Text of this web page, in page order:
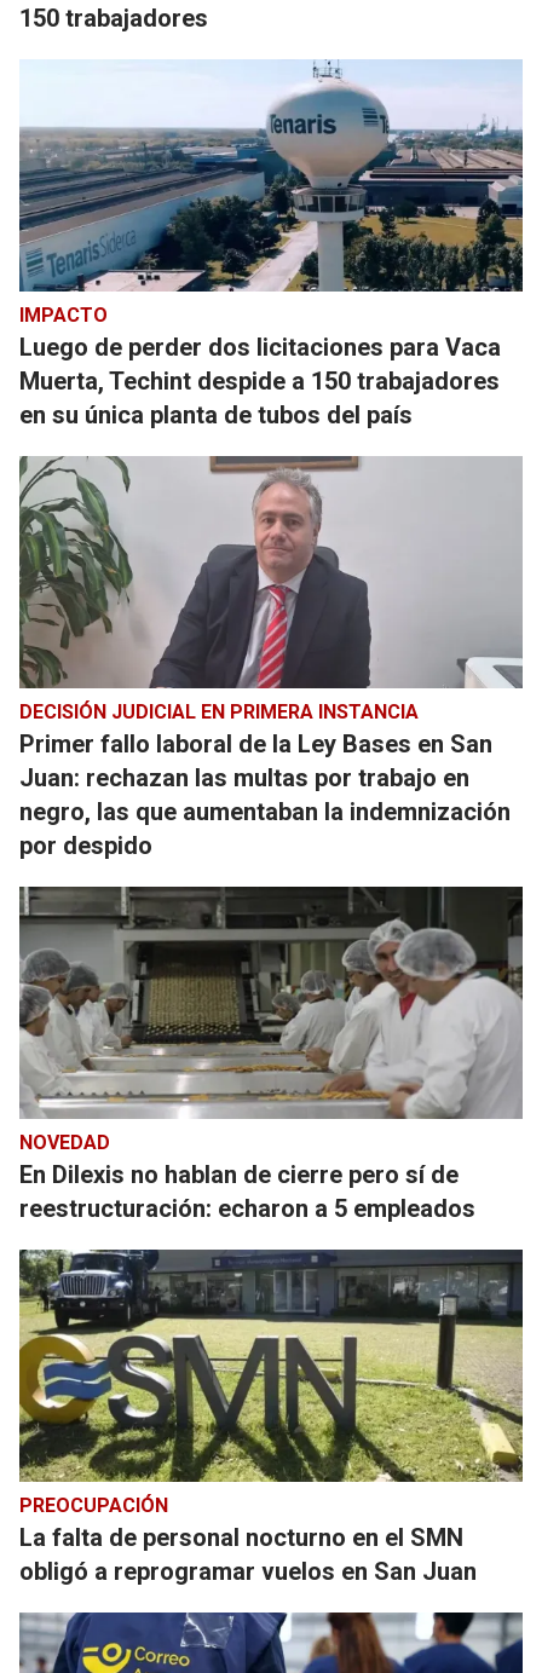
150 trabajadores
IMPACTO
Luego de perder dos licitaciones para Vaca
Muerta, Techint despide a 150 trabajadores
en su única planta de tubos del país
DECISIÓN JUDICIAL EN PRIMERA INSTANCIA
Primer fallo laboral de la Ley Bases en San
Juan: rechazan las multas por trabajo en
negro, las que aumentaban la indemnización
por despido
NOVEDAD
En Dilexis no hablan de cierre pero sí de
reestructuración: echaron a 5 empleados
PREOCUPACIÓN
La falta de personal nocturno en el SMN
obligó a reprogramar vuelos en San Juan